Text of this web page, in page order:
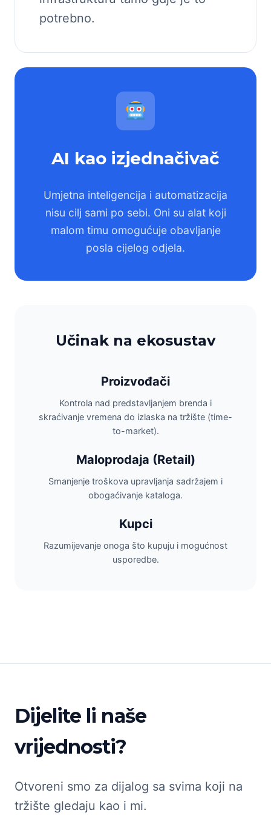
potrebno.
AI kao izjednačivač
Umjetna inteligencija i automatizacija
nisu cilj sami po sebi. Oni su alat koji
malom timu omogućuje obavljanje
posla cijelog odjela.
Učinak na ekosustav
Proizvođači
Kontrola nad predstavljanjem brenda i
skraćivanje vremena do izlaska na tržište (time-
to-market).
Maloprodaja (Retail)
Smanjenje troškova upravljanja sadržajem i
obogaćivanje kataloga.
Kupci
Razumijevanje onoga što kupuju i mogućnost
usporedbe.
Dijelite li naše
vrijednosti?
Otvoreni smo za dijalog sa svima koji na
tržište gledaju kao i mi.